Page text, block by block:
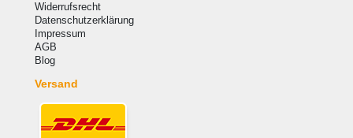
Widerrufsrecht
Datenschutzerklärung
Impressum
AGB
Blog
Versand